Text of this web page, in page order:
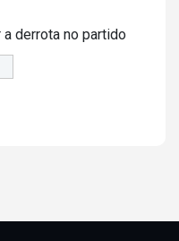
derrota no partido